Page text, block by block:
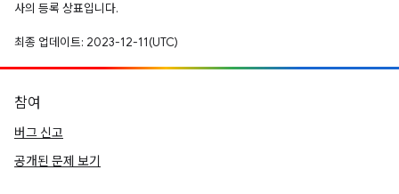
사의 등록 상표입니다.
최종 업데이트: 2023-12-11(UTC)
참여
버그 신고
공개된 문제 보기